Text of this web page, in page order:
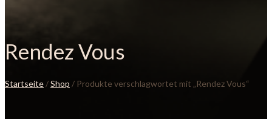
Rendez Vous
Startseite /Shop / Produkte verschlagwortet mit „Rendez Vous“